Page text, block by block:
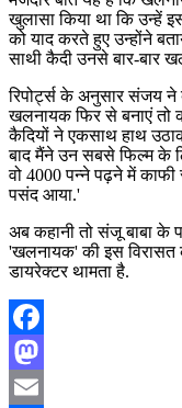
खुलासा किया था कि उन्हें
को याद करते हुए उन्होंने
साथी कैदी उनसे बार-बार
रिपोर्ट्स के अनुसार संजय ने
खलनायक फिर से बनाएं तो
कैदियों ने एकसाथ हाथ
बाद मैंने उन सबसे फिल्म के
वो 4000 पन्ने पढ़ने में
पसंद आया.'
अब कहानी तो संजू बाबा के
'खलनायक' की इस विरासत
डायरेक्टर थामता है.
Facebook
Mastodon